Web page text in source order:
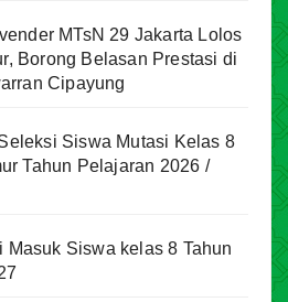
MTsN 29 Jakarta Lolos
Borong Belasan Prestasi di
Cipayung
Siswa Mutasi Kelas 8
Tahun Pelajaran 2026 /
Masuk Siswa kelas 8 Tahun